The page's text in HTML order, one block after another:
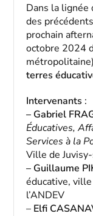
Dans la lignée
des
prochain
octobre 2024
terres
Intervenants :
– Gabriel
Éducatives,
Services à la
Ville de
– Guillaume
éducative,
l’ANDEV
– Elfi